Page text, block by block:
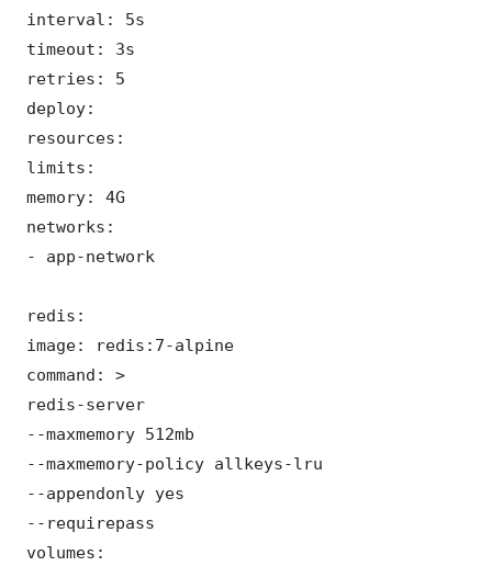
interval: 5s
timeout: 3s
retries: 5
deploy:
resources:
limits:
memory: 4G
networks:
- app-network
redis:
image: redis:7-alpine
command: >
redis-server
--maxmemory 512mb
--maxmemory-policy allkeys-lru
--appendonly yes
--requirepass
volumes: